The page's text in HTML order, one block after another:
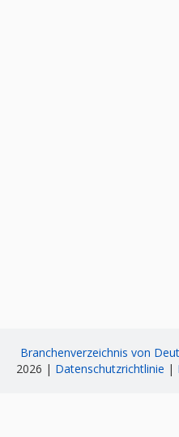
Branchenverzeichnis von
2026 | Datenschutzrichtlinie |